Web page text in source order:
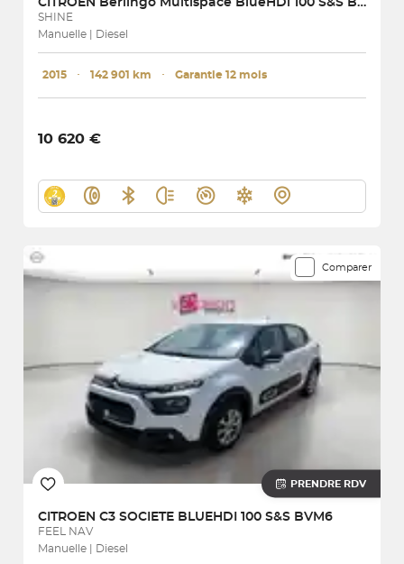
CITROEN Berlingo Multispace BlueHDi 100 S&S BVM5
SHINE
Manuelle | Diesel
2015 ･ 142 901 km ･ Garantie 12 mois
10 620 €
Comparer
PRENDRE RDV
CITROEN C3 SOCIETE BLUEHDI 100 S&S BVM6
FEEL NAV
Manuelle | Diesel